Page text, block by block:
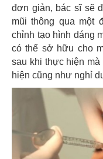
đơn giản, bác sĩ sẽ
mũi thông qua một
chỉnh tạo hình dáng
có thể sở hữu cho
sau khi thực hiện
hiện cũng như nghỉ